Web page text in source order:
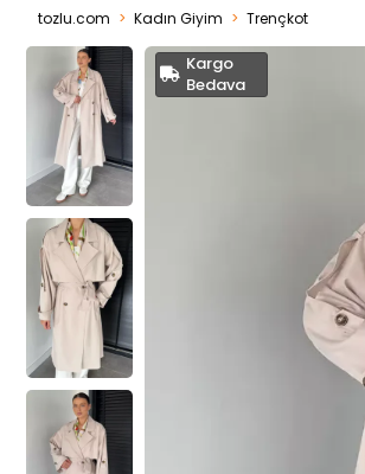
tozlu.com Kadın Giyim Trençkot
Kargo
Bedava